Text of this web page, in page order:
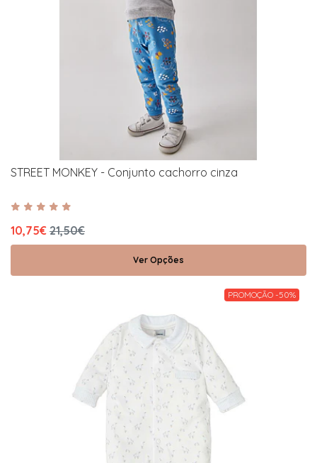
STREET MONKEY - Conjunto cachorro cinza
10,75€ 21,50€
Ver Opções
PROMOÇÃO -50%